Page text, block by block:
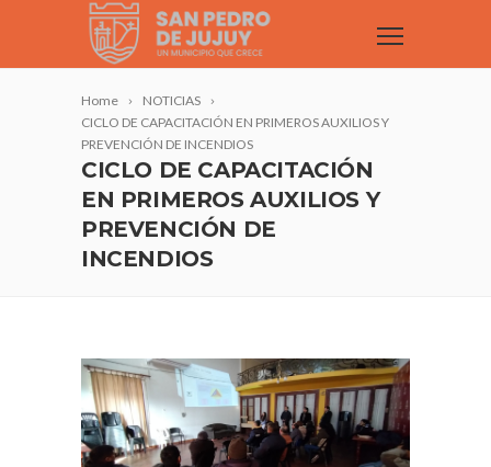
Home
NOTICIAS
CICLO DE CAPACITACIÓN EN PRIMEROS AUXILIOS Y
PREVENCIÓN DE INCENDIOS
CICLO DE CAPACITACIÓN
EN PRIMEROS AUXILIOS Y
PREVENCIÓN DE
INCENDIOS